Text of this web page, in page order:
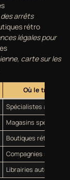
arrêts
rétro
légales pour
carte sur les
Où le trouver
Spécialistes auto
Magasins spécialisés
Boutiques rétro
Compagnies
Librairies auto